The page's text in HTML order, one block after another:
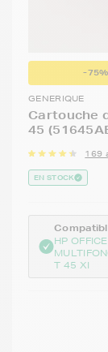
-75%
GENERIQUE
Cartouche
45
169
EN STOCK
HP
T 45 XI